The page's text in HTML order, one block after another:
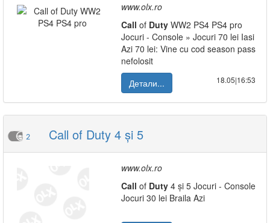
www.olx.ro
Call of Duty WW2 PS4 PS4 pro
Jocuri - Console » Jocuri 70 lei Iasi
Azi 70 lei: Vine cu cod season pass
nefolosit
Детали...
18.05|16:53
2 Call of Duty 4 și 5
www.olx.ro
Call of Duty 4 și 5 Jocuri - Console
Jocuri 30 lei Braila Azi